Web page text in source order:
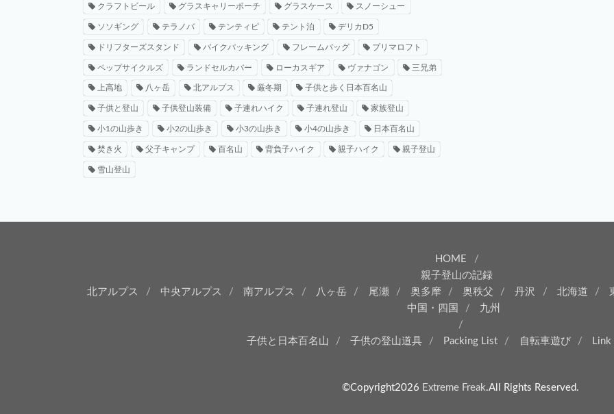
クラフトビール グラスキャリーポーチ グラスケース スノーシュー
ソソギング テラノバ テンティピ テント泊 デリカD5
ドリフターズスタンド バイクパッキング フレームバッグ プリマロフト
ペップサイクルズ ランドセルカバー ローカスギア ヴァナゴン 三兄弟
上高地 八ヶ岳 北アルプス 厳冬期 子供と歩く日本百名山
子供と登山 子供登山装備 子連れハイク 子連れ登山 家族登山
小1の山歩き 小2の山歩き 小3の山歩き 小4の山歩き 日本百名山
焚き火 父子キャンプ 百名山 背負子ハイク 親子ハイク 親子登山
雪山登山
HOME
親子登山の記録
北アルプス
中央アルプス 南アルプス 八ヶ岳 尾瀬 奥多摩 奥秩父 丹沢 北海道
中国・四国
九州
子供と日本百名山 子供の登山道具 Packing List 自転車遊び Link
©Copyright2026 Extreme Freak.All Rights Reserved.